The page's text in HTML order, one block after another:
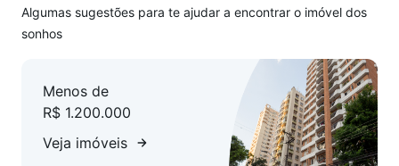
Algumas sugestões para te ajudar a encontrar o imóvel dos
sonhos
Menos de
R$ 1.200.000
Veja imóveis